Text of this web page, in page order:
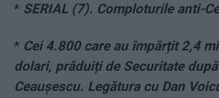
* SERIAL (7). Comploturile anti-
* Cei 4.800 care au împărțit 2,4
dolari, prăduiți de Securitate
Ceaușescu. Legătura cu Dan